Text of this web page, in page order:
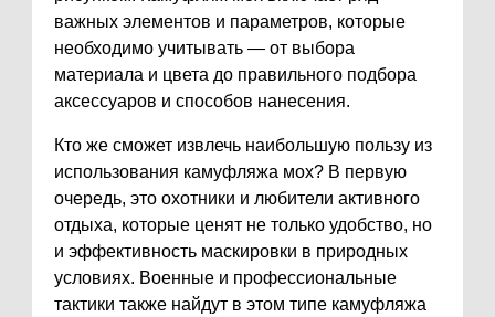
важных элементов и параметров, которые
необходимо учитывать — от выбора
материала и цвета до правильного подбора
аксессуаров и способов нанесения.
Кто же сможет извлечь наибольшую пользу из
использования камуфляжа мох? В первую
очередь, это охотники и любители активного
отдыха, которые ценят не только удобство, но
и эффективность маскировки в природных
условиях. Военные и профессиональные
тактики также найдут в этом типе камуфляжа